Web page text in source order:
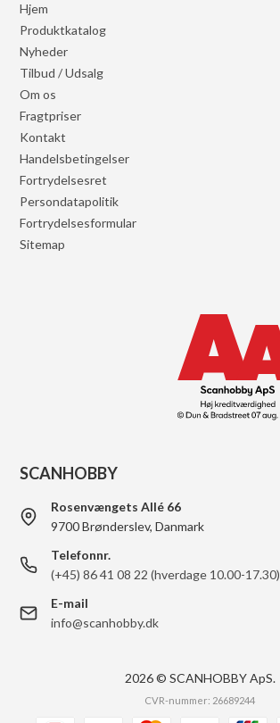
Hjem
Produktkatalog
Nyheder
Tilbud / Udsalg
Om os
Fragtpriser
Kontakt
Handelsbetingelser
Fortrydelsesret
Persondatapolitik
Fortrydelsesformular
Sitemap
SCANHOBBY
Rosenvængets Allé 66
9700 Brønderslev, Danmark
Telefonnr.
(+45) 86 41 08 22 (hverdage 10.00-17.30)
E-mail
info@scanhobby.dk
2026 © SCANHOBBY ApS.
CVR-nummer: 26689244